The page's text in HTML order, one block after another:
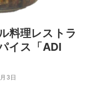
料理レストラ
イス「ADI
3日